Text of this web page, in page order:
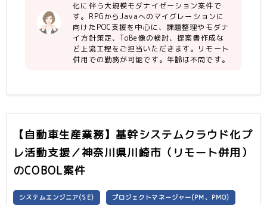
化に伴う大規模モダナイゼーション案件で
す。RPGからJavaへのマイグレーションに
向けたPOC支援を中心に、課題整理やモダナ
イ方針策定、ToBe像の検討、提案書作成な
ど上流工程をご担当いただきます。リモート
併用での勤務が可能です。年齢は不問です。
【自動車生産業務】基幹システムクラウド化プ
レ活動支援／神奈川県川崎市（リモート併用）
のCOBOL案件
システムエンジニア(SE) プロジェクトマネージャー(PM、PMO)